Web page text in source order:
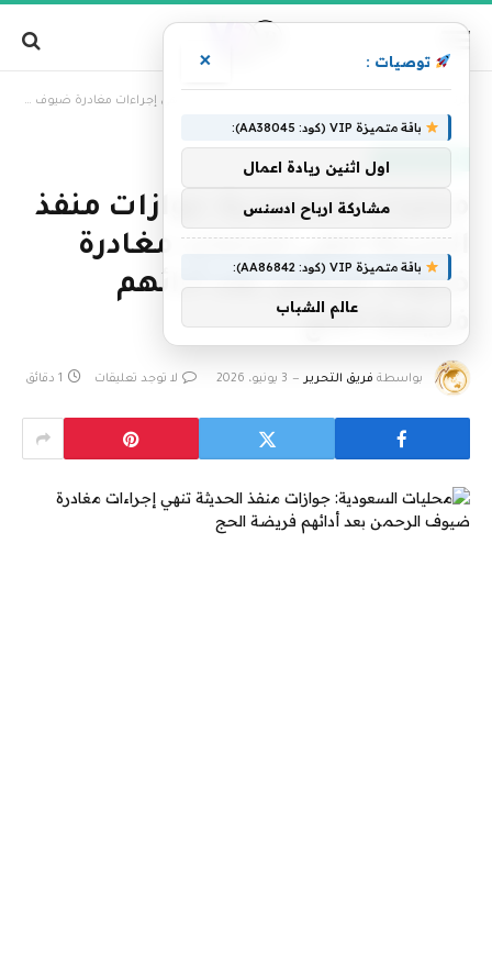
محليات السعودية: جوازات منفذ الحديثة تنهي إجراءات مغادرة ضيوف الرحمن بعد أدائهم فريضة الحج
محليات السعودية: جوازات منفذ
الحديثة تنهي إجراءات مغادرة
ضيوف الرحمن بعد أدائهم
فريضة الحج
بواسطة فريق التحرير 3 يونيو، 2026 لا توجد تعليقات 1 دقائق
توصيات : ×
باقة متميزة VIP (كود: AA38045):
اول اثنين ريادة اعمال
مشاركة ارباح ادسنس
باقة متميزة VIP (كود: AA86842):
عالم الشباب